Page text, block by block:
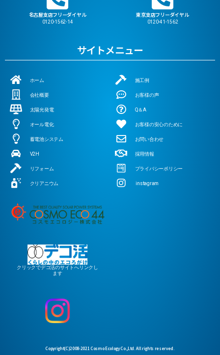
名古屋支店フリーダイヤル
0120-1562-14
東京支店フリーダイヤル
0120-41-1562
サイトメニュー
ホーム
会社概要
太陽光発電
オール電化
蓄電池システム
V2H
リフォーム
クリアニウム
施工例
お客様の声
Q＆A
お客様の安心のために
お問い合わせ
採用情報
プライバシーポリシー
instagram
クリックでデコ活のサイトへリンクし
ます
Copyright(C)2008-2021 Cosmo Ecology Co.,Ltd. All rights reserved.